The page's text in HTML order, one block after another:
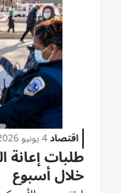
اقتصاد4 يونيو 2026
خلال أسبوع